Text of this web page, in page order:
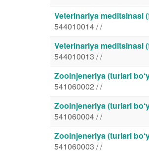
Veterinariya meditsinasi
544010014 / /
Veterinariya meditsinasi
544010013 / /
Zooinjeneriya (turlari
541060002 / /
Zooinjeneriya (turlari
541060004 / /
Zooinjeneriya (turlari
541060003 / /